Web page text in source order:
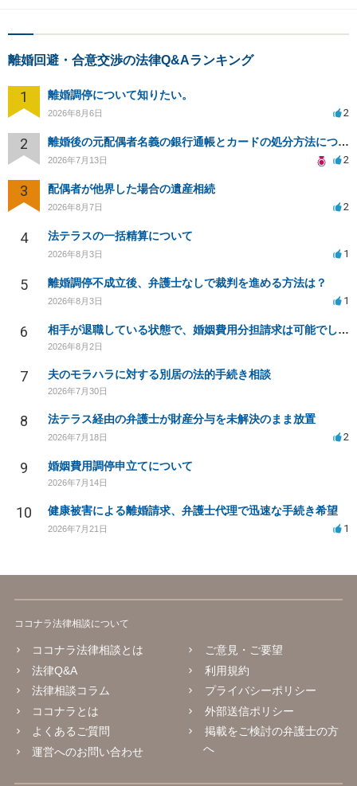
離婚回避・合意交渉の法律Q&Aランキング
1 離婚調停について知りたい。
2026年8月6日 2
2 離婚後の元配偶者名義の銀行通帳とカードの処分方法について
2026年7月13日 2
3 配偶者が他界した場合の遺産相続
2026年8月7日 2
4 法テラスの一括精算について
2026年8月3日 1
5 離婚調停不成立後、弁護士なしで裁判を進める方法は？
2026年8月3日 1
6 相手が退職している状態で、婚姻費用分担請求は可能でしょうか？
2026年8月2日
7 夫のモラハラに対する別居の法的手続き相談
2026年7月30日
8 法テラス経由の弁護士が財産分与を未解決のまま放置
2026年7月18日 2
9 婚姻費用調停申立てについて
2026年7月14日
10 健康被害による離婚請求、弁護士代理で迅速な手続き希望
2026年7月21日 1
ココナラ法律相談について
ココナラ法律相談とは
法律Q&A
法律相談コラム
ココナラとは
よくあるご質問
運営へのお問い合わせ
ご意見・ご要望
利用規約
プライバシーポリシー
外部送信ポリシー
掲載をご検討の弁護士の方
へ